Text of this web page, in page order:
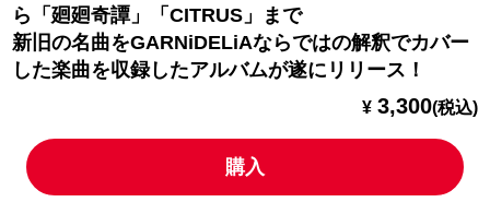
ら「廻廻奇譚」「CITRUS」まで
新旧の名曲をGARNiDELiAならではの解釈でカバー
した楽曲を収録したアルバムが遂にリリース！
¥ 3,300(税込)
購入